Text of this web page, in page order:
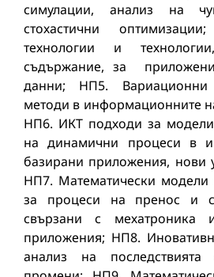
симулации, анализ на
стохастични
технологии и
съдържание, за
данни; НП5. Вариационни
методи в информационните
НП6. ИКТ подходи за
на динамични процеси в
базирани приложения, нови
НП7. Математически модели
за процеси на пренос и
свързани с мехатроника
приложения; НП8.
анализ на последствията